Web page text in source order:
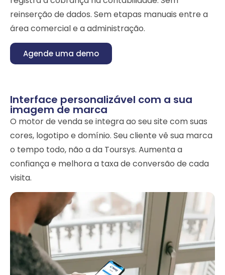
reinserção de dados. Sem etapas manuais entre a
área comercial e a administração.
Agende uma demo
Interface personalizável com a sua
imagem de marca
O motor de venda se integra ao seu site com suas
cores, logotipo e domínio. Seu cliente vê sua marca
o tempo todo, não a da Toursys. Aumenta a
confiança e melhora a taxa de conversão de cada
visita.